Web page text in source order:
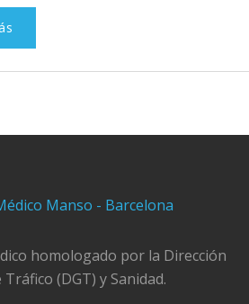
homologado por la Dirección
Tráfico (DGT) y Sanidad.